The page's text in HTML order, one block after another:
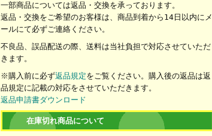
一部商品については返品・交換を承っております。
返品・交換をご希望のお客様は、商品到着から14日以内にメ
ールにて必ずご連絡ください。
不良品、誤品配送の際、送料は当社負担で対応させていただ
きます。
※購入前に必ず返品規定をご覧ください。購入後の返品は返
品規定に記載の対応をさせていただきます。
返品申請書ダウンロード
在庫切れ商品について